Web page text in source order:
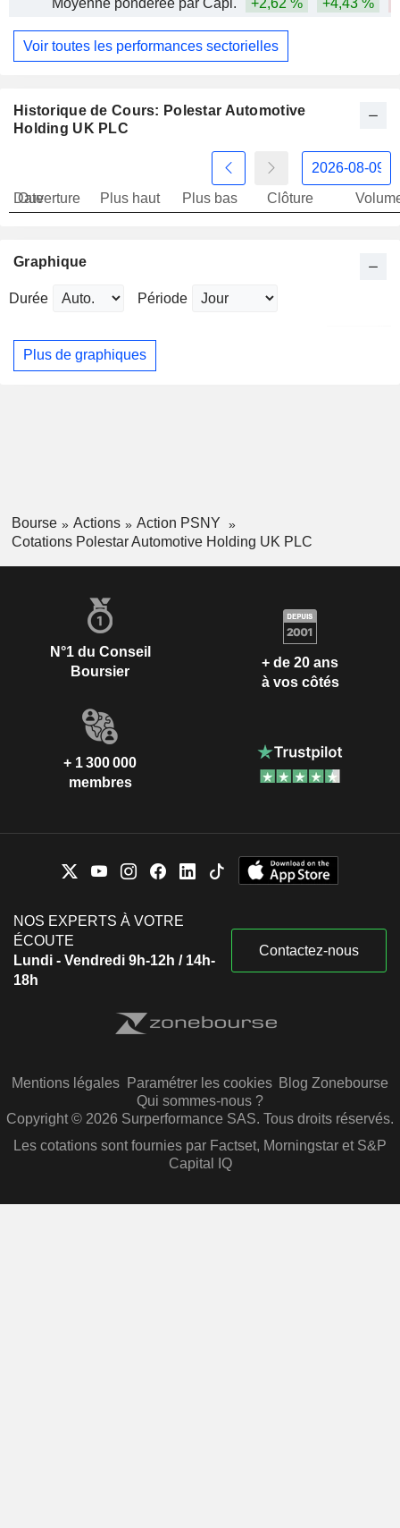
Moyenne pondérée par Capi. +2,62 % +4,43 %
Voir toutes les performances sectorielles
Historique de Cours: Polestar Automotive
Holding UK PLC
Date
Ouverture Plus haut Plus bas Clôture
Graphique
Durée Période
Plus de graphiques
Bourse Actions
Action PSNY
Cotations Polestar Automotive Holding UK PLC
N°1 du Conseil
Boursier
+ de 20 ans
à vos côtés
+ 1 300 000
membres
NOS EXPERTS À VOTRE
ÉCOUTE
Lundi - Vendredi 9h-12h / 14h-
18h
Contactez-nous
Mentions légales Paramétrer les cookies Blog Zonebourse
Qui sommes-nous ?
Copyright © 2026 Surperformance SAS. Tous droits réservés.
Les cotations sont fournies par Factset, Morningstar et S&P
Capital IQ